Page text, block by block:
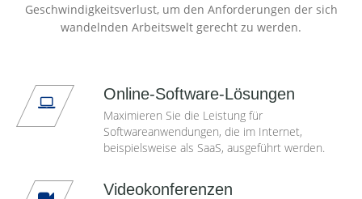
Geschwindigkeitsverlust, um den Anforderungen der sich
wandelnden Arbeitswelt gerecht zu werden.
Online-Software-Lösungen
Maximieren Sie die Leistung für
Softwareanwendungen, die im Internet,
beispielsweise als SaaS, ausgeführt werden.
Videokonferenzen